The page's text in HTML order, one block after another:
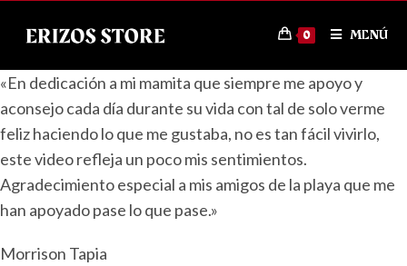
0 MENÚ
«En dedicación a mi mamita que siempre me apoyo y
aconsejo cada día durante su vida con tal de solo verme
feliz haciendo lo que me gustaba, no es tan fácil vivirlo,
este video refleja un poco mis sentimientos.
Agradecimiento especial a mis amigos de la playa que me
han apoyado pase lo que pase.»
Morrison Tapia